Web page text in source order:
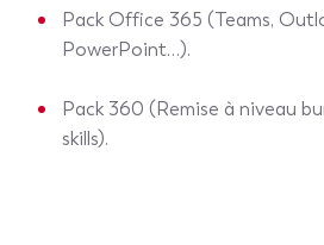
Pack Office 365 (Teams,
PowerPoint…).
Pack 360 (Remise à niveau
skills).